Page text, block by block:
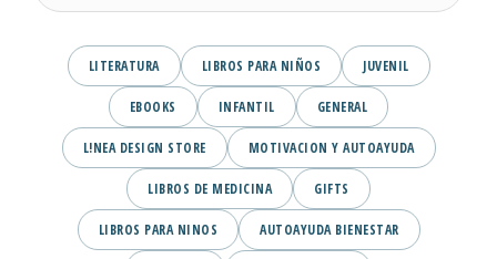
LITERATURA LIBROS PARA NIÑOS JUVENIL
EBOOKS INFANTIL GENERAL
L!NEA DESIGN STORE MOTIVACION Y AUTOAYUDA
LIBROS DE MEDICINA GIFTS
LIBROS PARA NINOS AUTOAYUDA BIENESTAR